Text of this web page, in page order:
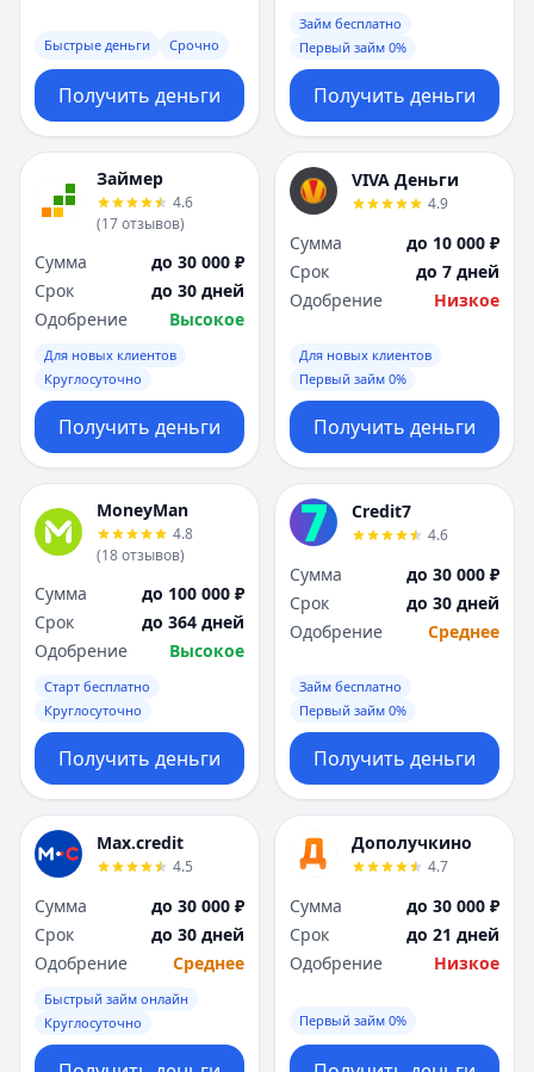
Быстрые деньги Срочно
Получить деньги
Займ бесплатно
Первый займ 0%
Получить деньги
Займер
4.6
(17отзывов)
Сумма
до 30 000 ₽
Срок
до 30 дней
Одобрение
Высокое
Для новых клиентов
Круглосуточно
Получить деньги
VIVA Деньги
4.9
Сумма
до 10 000 ₽
Срок
до 7 дней
Одобрение
Низкое
Для новых клиентов
Первый займ 0%
Получить деньги
MoneyMan
4.8
(18отзывов)
Сумма
до 100 000 ₽
Срок
до 364 дней
Одобрение
Высокое
Старт бесплатно
Круглосуточно
Получить деньги
Credit7
4.6
Сумма
до 30 000 ₽
Срок
до 30 дней
Одобрение
Среднее
Займ бесплатно
Первый займ 0%
Получить деньги
Max.credit
4.5
Сумма
до 30 000 ₽
Срок
до 30 дней
Одобрение
Среднее
Быстрый займ онлайн
Круглосуточно
Дополучкино
4.7
Сумма
до 30 000 ₽
Срок
до 21 дней
Одобрение
Низкое
Первый займ 0%